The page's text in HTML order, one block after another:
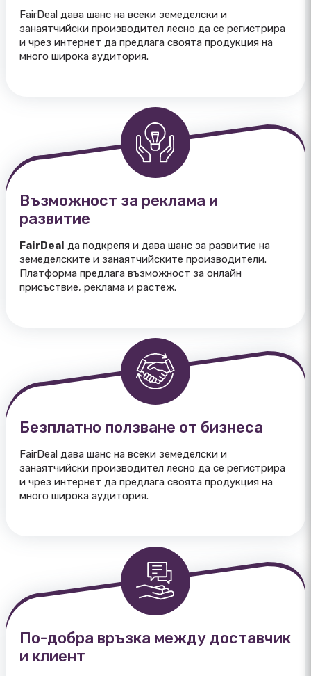
FairDeal дава шанс на всеки земеделски и
занаятчийски производител лесно да се регистрира
и чрез интернет да предлага своята продукция на
много широка аудитория.
Възможност за реклама и
развитие
FairDeal да подкрепя и дава шанс за развитие на
земеделските и занаятчийските производители.
Платформа предлага възможност за онлайн
присъствие, реклама и растеж.
Безплатно ползване от бизнеса
FairDeal дава шанс на всеки земеделски и
занаятчийски производител лесно да се регистрира
и чрез интернет да предлага своята продукция на
много широка аудитория.
По-добра връзка между доставчик
и клиент